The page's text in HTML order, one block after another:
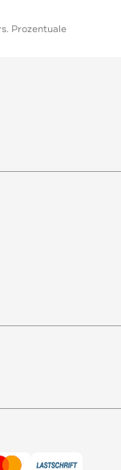
Prozentuale